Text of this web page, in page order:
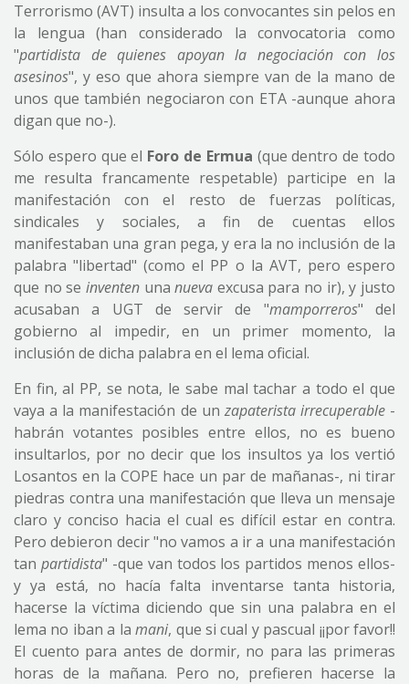
Terrorismo (AVT) insulta a los convocantes sin pelos en
la lengua (han considerado la convocatoria como
"partidista de quienes apoyan la negociación con los
asesinos", y eso que ahora siempre van de la mano de
unos que también negociaron con ETA -aunque ahora
digan que no-).
Sólo espero que el Foro de Ermua (que dentro de todo
me resulta francamente respetable) participe en la
manifestación con el resto de fuerzas políticas,
sindicales y sociales, a fin de cuentas ellos
manifestaban una gran pega, y era la no inclusión de la
palabra "libertad" (como el PP o la AVT, pero espero
que no se inventenunanueva excusa para no ir), y justo
acusaban a UGT de servir de "mamporreros" del
gobierno al impedir, en un primer momento, la
inclusión de dicha palabra en el lema oficial.
En fin, al PP, se nota, le sabe mal tachar a todo el que
vaya a la manifestación de un zapaterista irrecuperable-
habrán votantes posibles entre ellos, no es bueno
insultarlos, por no decir que los insultos ya los vertió
Losantos en la COPE hace un par de mañanas-, ni tirar
piedras contra una manifestación que lleva un mensaje
claro y conciso hacia el cual es difícil estar en contra.
Pero debieron decir "no vamos a ir a una manifestación
tan partidista" -que van todos los partidos menos ellos-
y ya está, no hacía falta inventarse tanta historia,
hacerse la víctima diciendo que sin una palabra en el
lema no iban a lamani, que si cual y pascual ¡¡por favor!!
El cuento para antes de dormir, no para las primeras
horas de la mañana. Pero no, prefieren hacerse la